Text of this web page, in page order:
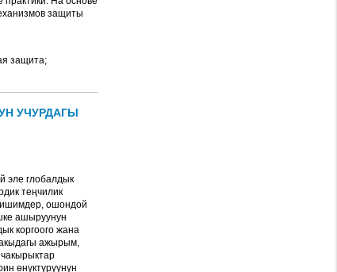
защиты
защита;
УЧУРДАГЫ
эле глобалдык
теңчилик
ошондой
ашыруунун
коргоого жана
акыдагы ажырым,
өнүктүрүүнүн